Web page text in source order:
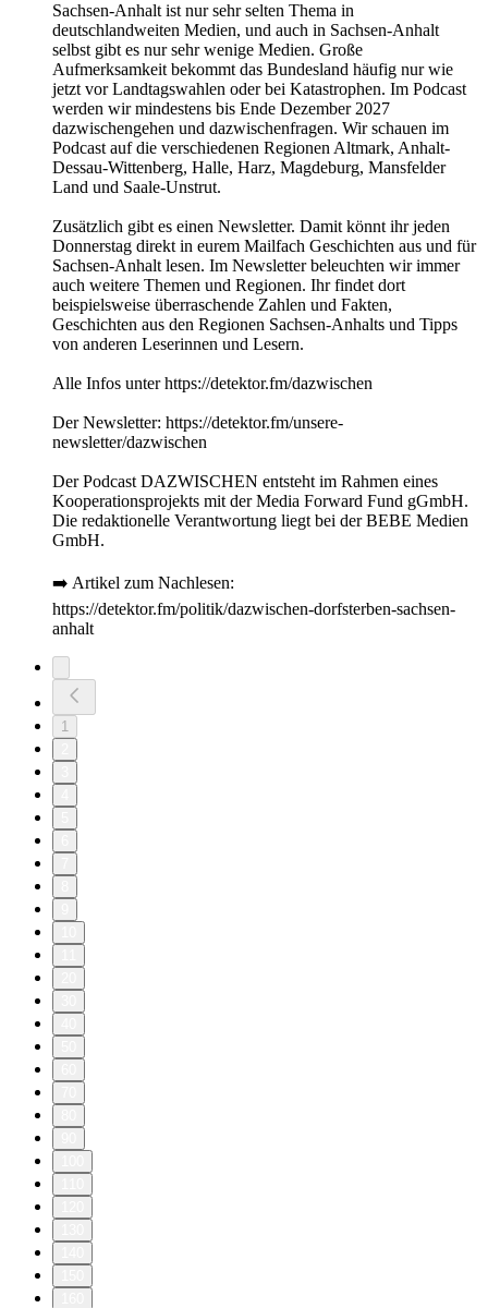
Sachsen-Anhalt ist nur sehr selten Thema in
deutschlandweiten Medien, und auch in Sachsen-Anhalt
selbst gibt es nur sehr wenige Medien. Große
Aufmerksamkeit bekommt das Bundesland häufig nur wie
jetzt vor Landtagswahlen oder bei Katastrophen. Im Podcast
werden wir mindestens bis Ende Dezember 2027
dazwischengehen und dazwischenfragen. Wir schauen im
Podcast auf die verschiedenen Regionen Altmark, Anhalt-
Dessau-Wittenberg, Halle, Harz, Magdeburg, Mansfelder
Land und Saale-Unstrut.
Zusätzlich gibt es einen Newsletter. Damit könnt ihr jeden
Donnerstag direkt in eurem Mailfach Geschichten aus und für
Sachsen-Anhalt lesen. Im Newsletter beleuchten wir immer
auch weitere Themen und Regionen. Ihr findet dort
beispielsweise überraschende Zahlen und Fakten,
Geschichten aus den Regionen Sachsen-Anhalts und Tipps
von anderen Leserinnen und Lesern.
Alle Infos unter https://detektor.fm/dazwischen
Der Newsletter: https://detektor.fm/unsere-
newsletter/dazwischen
Der Podcast DAZWISCHEN entsteht im Rahmen eines
Kooperationsprojekts mit der Media Forward Fund gGmbH.
Die redaktionelle Verantwortung liegt bei der BEBE Medien
GmbH.
➡️ Artikel zum Nachlesen:
https://detektor.fm/politik/dazwischen-dorfsterben-sachsen-
anhalt
1